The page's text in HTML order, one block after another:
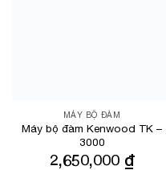
MÁY BỘ ĐÀM
Máy bộ đàm Kenwood TK –
3000
2,650,000 ₫